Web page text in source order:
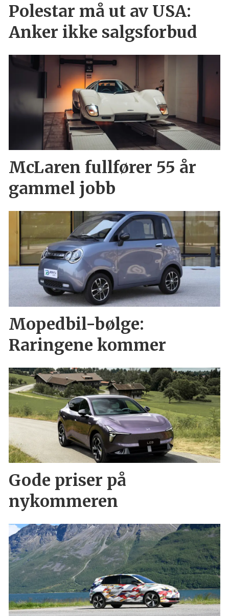
Polestar må ut av USA:
Anker ikke salgsforbud
McLaren fullfører 55 år
gammel jobb
Mopedbil-bølge:
Raringene kommer
Gode priser på
nykommeren